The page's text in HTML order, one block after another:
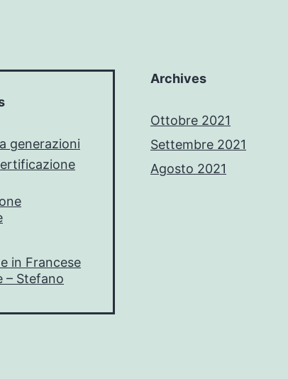
generazioni
in Francese
– Stefano
Archives
Ottobre 2021
Settembre 2021
Agosto 2021